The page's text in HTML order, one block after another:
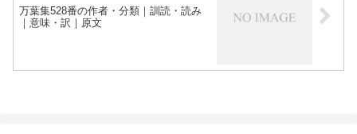
万葉集528番の作者・分類｜訓読・読み
｜意味・訳｜原文